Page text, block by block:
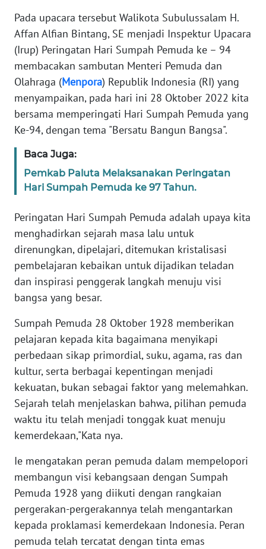
Pada upacara tersebut Walikota Subulussalam H.
Affan Alfian Bintang, SE menjadi Inspektur Upacara
(Irup) Peringatan Hari Sumpah Pemuda ke – 94
membacakan sambutan Menteri Pemuda dan
Olahraga (Menpora) Republik Indonesia (RI) yang
menyampaikan, pada hari ini 28 Oktober 2022 kita
bersama memperingati Hari Sumpah Pemuda yang
Ke-94, dengan tema "Bersatu Bangun Bangsa".
Baca Juga:
Pemkab Paluta Melaksanakan Peringatan
Hari Sumpah Pemuda ke 97 Tahun.
Peringatan Hari Sumpah Pemuda adalah upaya kita
menghadirkan sejarah masa lalu untuk
direnungkan, dipelajari, ditemukan kristalisasi
pembelajaran kebaikan untuk dijadikan teladan
dan inspirasi penggerak langkah menuju visi
bangsa yang besar.
Sumpah Pemuda 28 Oktober 1928 memberikan
pelajaran kepada kita bagaimana menyikapi
perbedaan sikap primordial, suku, agama, ras dan
kultur, serta berbagai kepentingan menjadi
kekuatan, bukan sebagai faktor yang melemahkan.
Sejarah telah menjelaskan bahwa, pilihan pemuda
waktu itu telah menjadi tonggak kuat menuju
kemerdekaan,"Kata nya.
Ie mengatakan peran pemuda dalam mempelopori
membangun visi kebangsaan dengan Sumpah
Pemuda 1928 yang diikuti dengan rangkaian
pergerakan-pergerakannya telah mengantarkan
kepada proklamasi kemerdekaan Indonesia. Peran
pemuda telah tercatat dengan tinta emas
WN
PAPUA
BARAT
WN
RIAU
WN
SERAMBI
WN
JAMBI
SULTRA
WN
SULTENG
WN
SULBAR
WN
BABEL
WN
SUMBAR
WN
SUMSEL
WN
BENGKULU